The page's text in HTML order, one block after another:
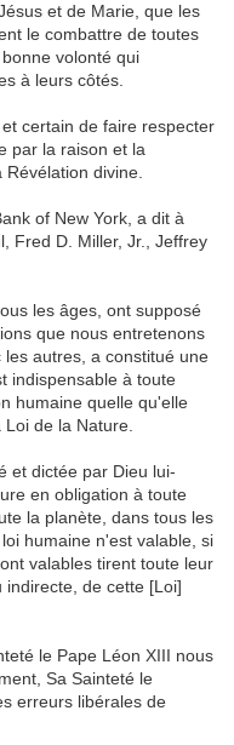
et de Marie, que les
le combattre de toutes
volonté qui
à leurs côtés.
certain de faire respecter
par la raison et la
divine.
of New York, a dit à
Fred D. Miller, Jr., Jeffrey
les âges, ont supposé
que nous entretenons
autres, a constitué une
indispensable à toute
humaine quelle qu'elle
de la Nature.
et dictée par Dieu lui-
en obligation à toute
la planète, dans tous les
humaine n'est valable, si
valables tirent toute leur
de cette [Loi]
le Pape Léon XIII nous
Sa Sainteté le
erreurs libérales de